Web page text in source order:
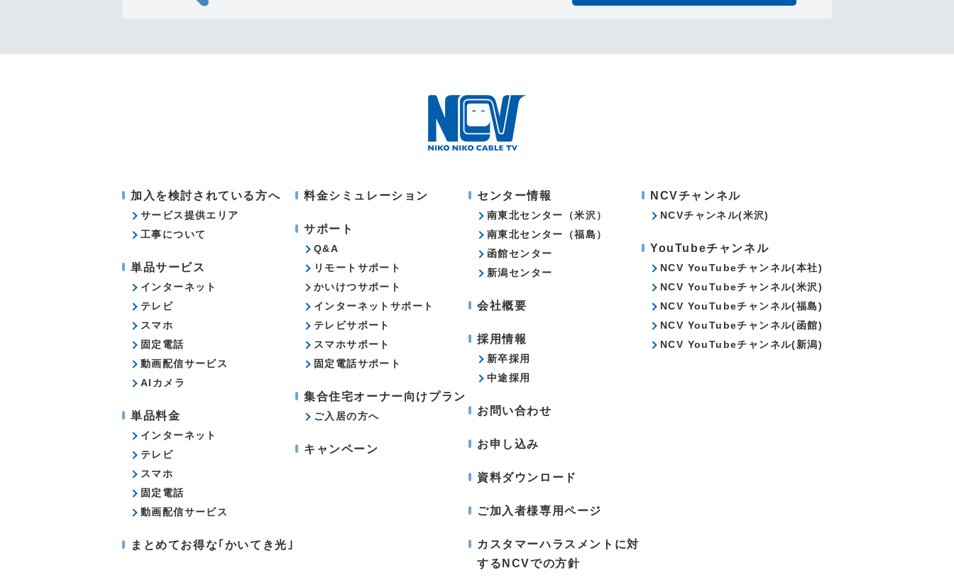
加入を検討されている方へ
サービス提供エリア
工事について
単品サービス
インターネット
テレビ
スマホ
固定電話
動画配信サービス
AIカメラ
単品料金
インターネット
テレビ
スマホ
固定電話
動画配信サービス
まとめてお得な｢かいてき光｣
料金シミュレーション
サポート
Q&A
リモートサポート
かいけつサポート
インターネットサポート
テレビサポート
スマホサポート
固定電話サポート
集合住宅オーナー向けプラン
ご入居の方へ
キャンペーン
センター情報
南東北センター（米沢）
南東北センター（福島）
函館センター
新潟センター
会社概要
採用情報
新卒採用
中途採用
お問い合わせ
お申し込み
資料ダウンロード
ご加入者様専用ページ
カスタマーハラスメントに対
するNCVでの方針
NCVチャンネル
NCVチャンネル(米沢)
YouTubeチャンネル
NCV YouTubeチャンネル(本社)
NCV YouTubeチャンネル(米沢)
NCV YouTubeチャンネル(福島)
NCV YouTubeチャンネル(函館)
NCV YouTubeチャンネル(新潟)